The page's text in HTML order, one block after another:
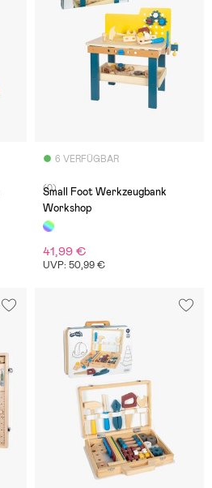
6 VERFÜGBAR
(0)
Small Foot Werkzeugbank
Workshop
41,99 €
UVP: 50,99 €